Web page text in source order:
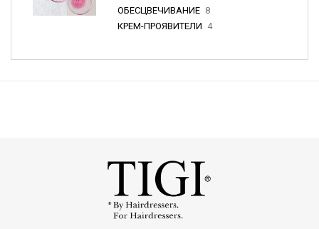
ОБЕСЦВЕЧИВАНИЕ 8
КРЕМ-ПРОЯВИТЕЛИ 4